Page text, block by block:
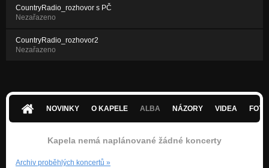
CountryRadio_rozhovor s PČ
Nezařazeno
CountryRadio_rozhovor2
Nezařazeno
NOVINKY O KAPELE ALBA NÁZORY VIDEA
Kapela nemá naplánované žádné koncerty
Archiv proběhlých koncertů »